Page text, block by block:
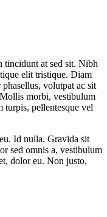
tincidunt at sed sit. Nibh
elit tristique. Diam
volutpat ac sit
morbi, vestibulum
turpis, pellentesque vel
Id nulla. Gravida sit
sed omnis a, vestibulum
dolor eu. Non justo,